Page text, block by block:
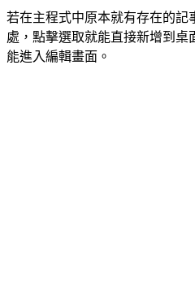
若在主程式中原本就有存在的記
處，點擊選取就能直接新增到
能進入編輯畫面。